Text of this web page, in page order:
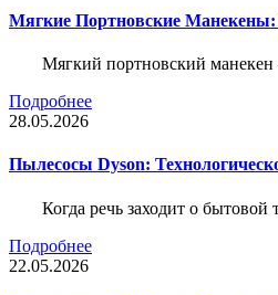
Мягкие Портновские
Мягкий портновский манекен
Подробнее
28.05.2026
Пылесосы Dyson:
Когда речь заходит о
Подробнее
22.05.2026